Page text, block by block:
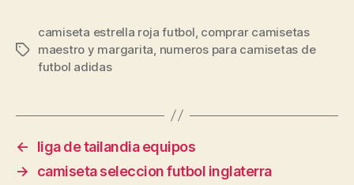
Etiquetas
camiseta estrella roja futbol comprar camisetas
maestro y margarita numeros para camisetas de
futbol adidas
←
liga de tailandia equipos
→
camiseta seleccion futbol inglaterra